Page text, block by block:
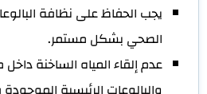
يجب الحفاظ على نظافة
الصحي بشكل مستمر.
عدم إلقاء المياه الساخنة